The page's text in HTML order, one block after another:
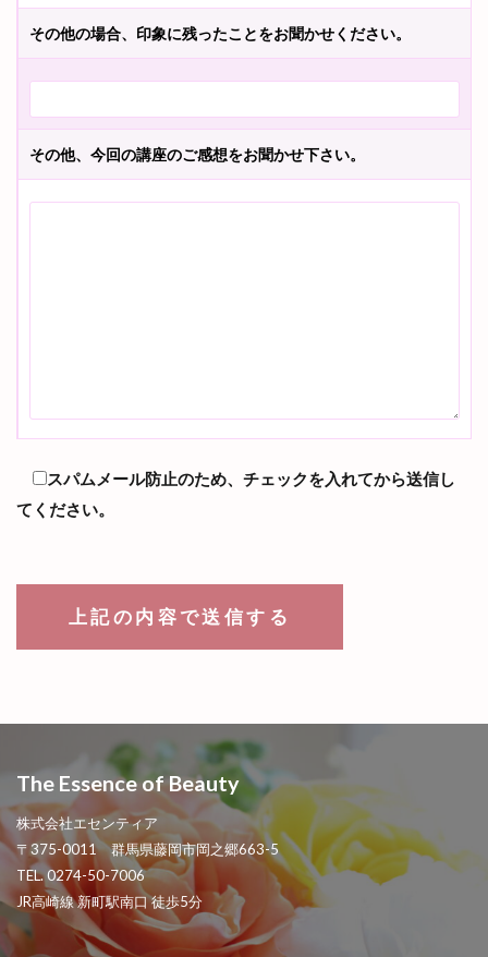
その他の場合、印象に残ったことをお聞かせください。
その他、今回の講座のご感想をお聞かせ下さい。
スパムメール防止のため、チェックを入れてから送信し
てください。
The Essence of Beauty
株式会社エセンティア
〒375-0011 群馬県藤岡市岡之郷663-5
TEL. 0274-50-7006
JR高崎線 新町駅南口 徒歩5分